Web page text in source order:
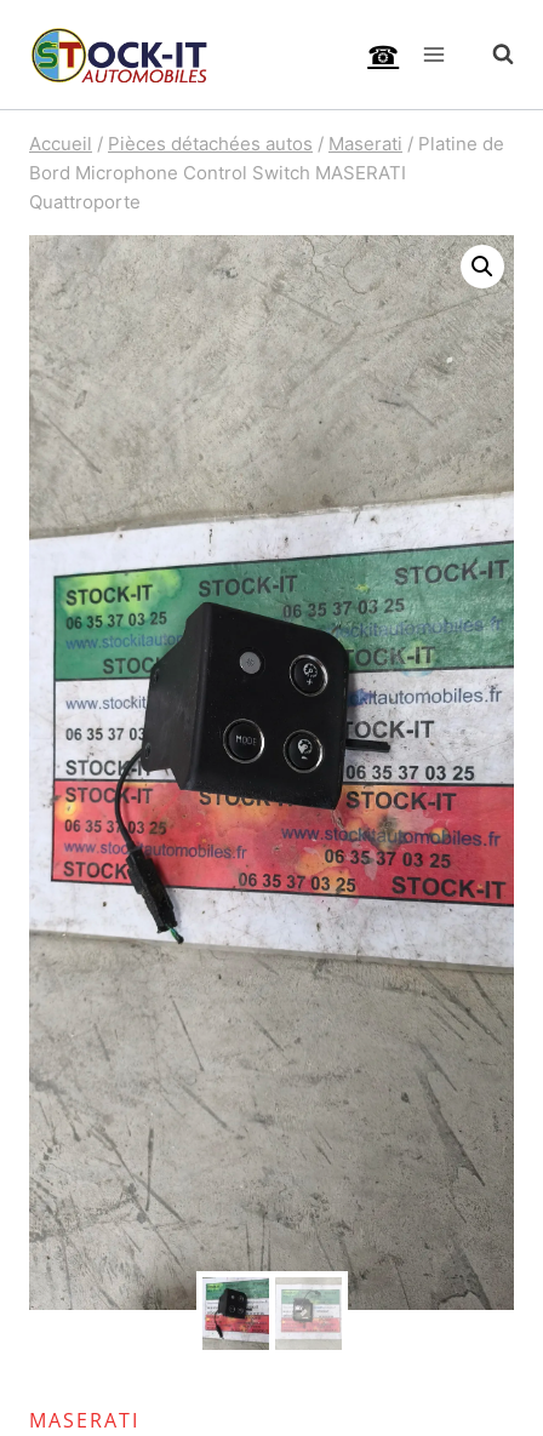
☎
Accueil / Pièces détachées autos / Maserati / Platine de
Bord Microphone Control Switch MASERATI
Quattroporte
MASERATI